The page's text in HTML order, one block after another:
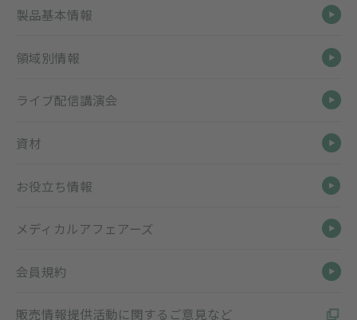
製品基本情報
領域別情報
ライブ配信講演会
資材
お役立ち情報
メディカルアフェアーズ
会員規約
販売情報提供活動に関するご意見など